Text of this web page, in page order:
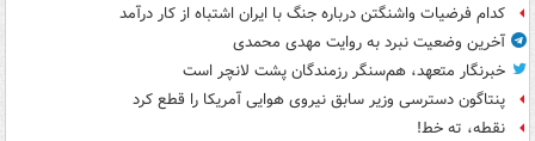
کدام فرضیات واشنگتن درباره جنگ با ایران اشتباه از کار درآمد
آخرین وضعیت نبرد به روایت مهدی محمدی
خبرنگار متعهد، هم‌سنگر رزمندگان پشت لانچر است
پنتاگون دسترسی وزیر سابق نیروی هوایی آمریکا را قطع کرد
نقطه، ته خط!